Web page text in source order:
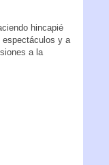
hincapié
y a
a la